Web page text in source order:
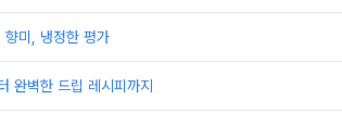
향미, 냉정한 평가
완벽한 드립 레시피까지